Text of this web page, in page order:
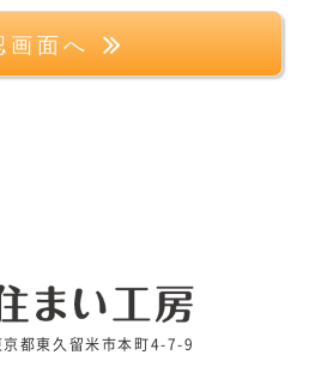
画面へ
都東久留米市本町4-7-9